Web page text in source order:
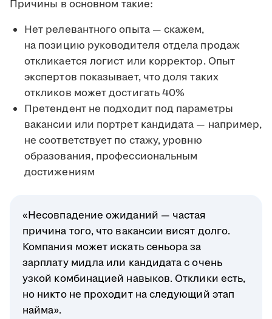
Причины в основном такие:
Нет релевантного опыта — скажем,
на позицию руководителя отдела продаж
откликается логист или корректор. Опыт
экспертов показывает, что доля таких
откликов может достигать 40%
Претендент не подходит под параметры
вакансии или портрет кандидата — например,
не соответствует по стажу, уровню
образования, профессиональным
достижениям
«Несовпадение ожиданий — частая
причина того, что вакансии висят долго.
Компания может искать сеньора за
зарплату мидла или кандидата с очень
узкой комбинацией навыков. Отклики есть,
но никто не проходит на следующий этап
найма».